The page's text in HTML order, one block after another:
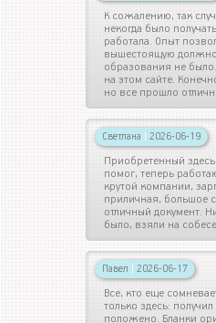
К сожалению, так
некогда было
работала. Опыт
вышестоящую
образования не
на этом сайте.
но все прошло
Светлана | 2026-06-19
Приобретенный
помог, теперь
крутой компании,
приличная, большое
отличный документ.
было, взяли на
Павел | 2026-06-17
Все, кто еще
только здесь:
положено. Бланки